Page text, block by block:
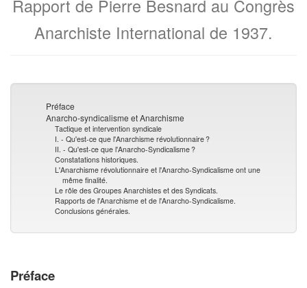
Rapport de Pierre Besnard au Congrès
Anarchiste International de 1937.
Préface
Anarcho-syndicalisme et Anarchisme
Tactique et intervention syndicale
I. - Qu'est-ce que l'Anarchisme révolutionnaire ?
II. - Qu'est-ce que l'Anarcho-Syndicalisme ?
Constatations historiques.
L'Anarchisme révolutionnaire et l'Anarcho-Syndicalisme ont une
même finalité.
Le rôle des Groupes Anarchistes et des Syndicats.
Rapports de l'Anarchisme et de l'Anarcho-Syndicalisme.
Conclusions générales.
Préface